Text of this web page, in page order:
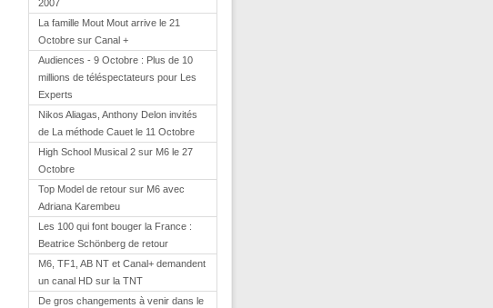
2007
La famille Mout Mout arrive le 21
Octobre sur Canal +
Audiences - 9 Octobre : Plus de 10
millions de téléspectateurs pour Les
Experts
Nikos Aliagas, Anthony Delon invités
de La méthode Cauet le 11 Octobre
High School Musical 2 sur M6 le 27
Octobre
Top Model de retour sur M6 avec
Adriana Karembeu
Les 100 qui font bouger la France :
Beatrice Schönberg de retour
M6, TF1, AB NT et Canal+ demandent
un canal HD sur la TNT
De gros changements à venir dans le